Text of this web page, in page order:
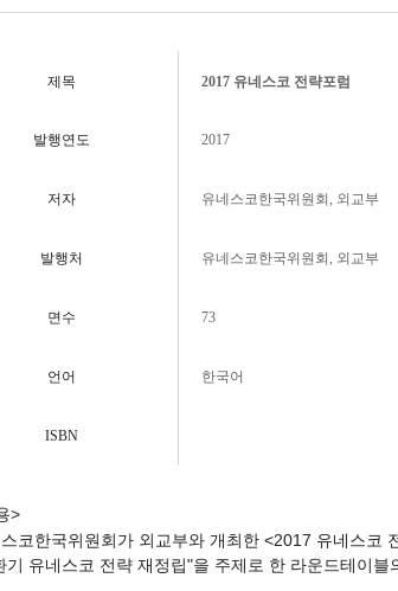
제목 2017 유네스코 전략포럼
발행연도 2017
저자 유네스코한국위원회, 외교부
발행처 유네스코한국위원회, 외교부
면수 73
언어 한국어
ISBN
>
코한국위원회가 외교부와 개최한 <2017 유네스코
기 유네스코 전략 재정립"을 주제로 한 라운드테이